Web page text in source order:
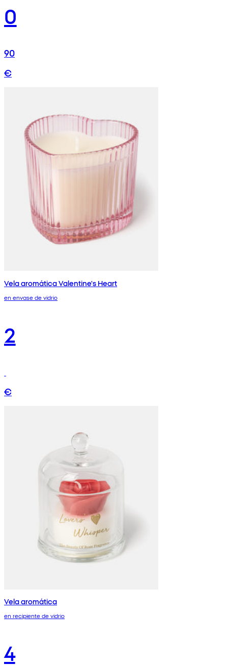
0
90
€
Vela aromática Valentine's Heart
en envase de vidrio
2
€
Vela aromática
en recipiente de vidrio
4